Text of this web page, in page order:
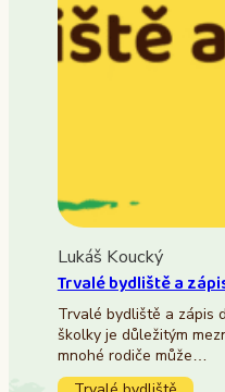
Lukáš Koucký
Trvalé bydliště a
Trvalé bydliště a zápis
školky je důležitým
mnohé rodiče může…